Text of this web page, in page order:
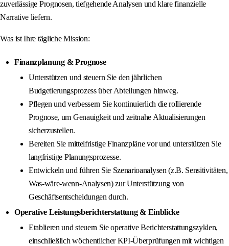
zuverlässige Prognosen, tiefgehende Analysen und klare finanzielle
Narrative liefern.
Was ist Ihre tägliche Mission:
Finanzplanung & Prognose
Unterstützen und steuern Sie den jährlichen
Budgetierungsprozess über Abteilungen hinweg.
Pflegen und verbessern Sie kontinuierlich die rollierende
Prognose, um Genauigkeit und zeitnahe Aktualisierungen
sicherzustellen.
Bereiten Sie mittelfristige Finanzpläne vor und unterstützen Sie
langfristige Planungsprozesse.
Entwickeln und führen Sie Szenarioanalysen (z.B. Sensitivitäten,
Was-wäre-wenn-Analysen) zur Unterstützung von
Geschäftsentscheidungen durch.
Operative Leistungsberichterstattung & Einblicke
Etablieren und steuern Sie operative Berichterstattungszyklen,
einschließlich wöchentlicher KPI-Überprüfungen mit wichtigen